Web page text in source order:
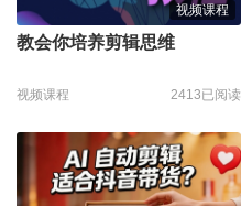
视频课程
教会你培养剪辑思维
视频课程 2413已阅读